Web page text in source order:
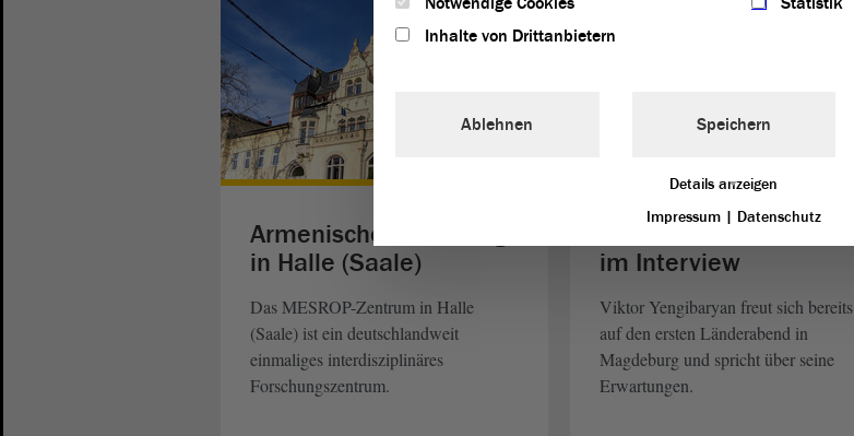
Armenische Forschung
in Halle (Saale)
Das MESROP-Zentrum in Halle
(Saale) ist ein deutschlandweit
einmaliges interdisziplinäres
Forschungszentrum.
Armeniens Botschafter
im Interview
Viktor Yengibaryan freut sich bereits
auf den ersten Länderabend in
Magdeburg und spricht über seine
Erwartungen.
Inhalte von Drittanbietern
Ablehnen Speichern
Details anzeigen
Impressum | Datenschutz